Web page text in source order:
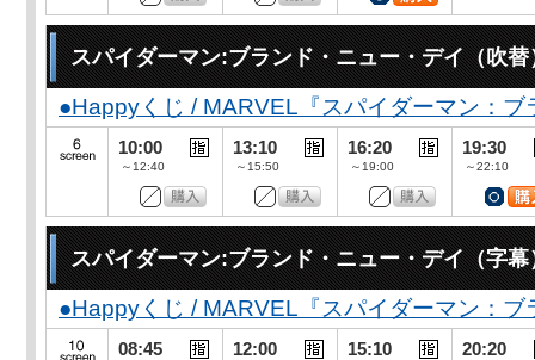
スパイダーマン:ブランド・ニュー・デイ（吹替
●Happyくじ / MARVEL『スパイダーマン：
10:00
～12:40
13:10
～15:50
16:20
～19:00
19:30
～22:10
スパイダーマン:ブランド・ニュー・デイ（字幕
●Happyくじ / MARVEL『スパイダーマン：
08:45 12:00 15:10 20:20